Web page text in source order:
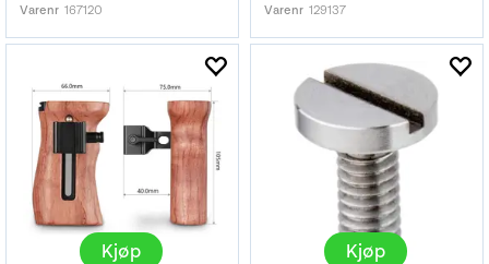
Varenr 167120 Varenr 129137
Kjøp Kjøp